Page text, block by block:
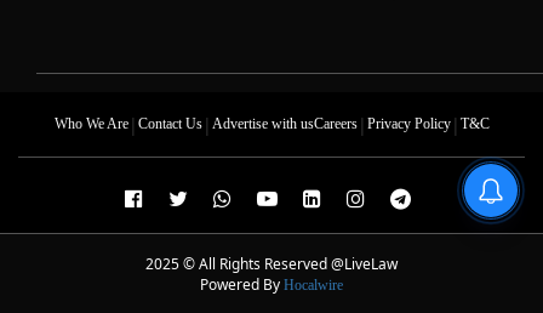
Who We Are| Contact Us| Advertise with usCareers| Privacy Policy| T&C
2025 © All Rights Reserved @LiveLaw
Powered By Hocalwire